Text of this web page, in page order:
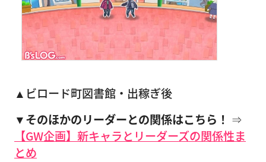
▲ビロード町図書館・出稼ぎ後
▼そのほかのリーダーとの関係はこちら！ ⇒
【GW企画】新キャラとリーダーズの関係性ま
とめ